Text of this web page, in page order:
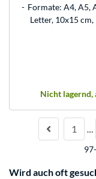
Formate: A4, A5,
Letter, 10x15
Nicht lagernd,
1 …
Wird auch oft